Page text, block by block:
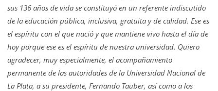
sus 136 años de vida se constituyó en un referente indiscutido
de la educación pública, inclusiva, gratuita y de calidad. Ese es
el espíritu con el que nació y que mantiene vivo hasta el día de
hoy porque ese es el espíritu de nuestra universidad. Quiero
agradecer, muy especialmente, el acompañamiento
permanente de las autoridades de la Universidad Nacional de
La Plata, a su presidente, Fernando Tauber, así como a los